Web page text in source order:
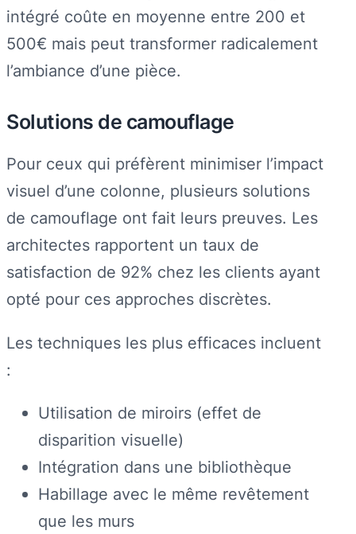
intégré coûte en moyenne entre 200 et
500€ mais peut transformer radicalement
l’ambiance d’une pièce.
Solutions de camouflage
Pour ceux qui préfèrent minimiser l’impact
visuel d’une colonne, plusieurs solutions
de camouflage ont fait leurs preuves. Les
architectes rapportent un taux de
satisfaction de 92% chez les clients ayant
opté pour ces approches discrètes.
Les techniques les plus efficaces incluent
:
Utilisation de miroirs (effet de
disparition visuelle)
Intégration dans une bibliothèque
Habillage avec le même revêtement
que les murs